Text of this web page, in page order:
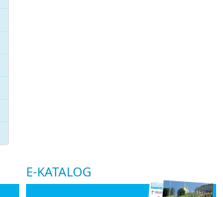
E-KATALOG